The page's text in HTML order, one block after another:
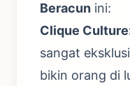
Beracun ini:
Clique
sangat
bikin orang di